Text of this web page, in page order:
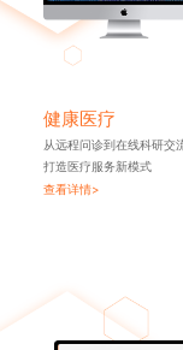
健康医疗
从远程问诊到在线科研交
打造医疗服务新模式
查看详情>